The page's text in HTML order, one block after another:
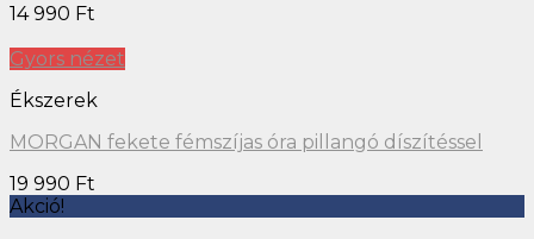
14 990 Ft
Gyors nézet
Ékszerek
MORGAN fekete fémszíjas óra pillangó díszítéssel
19 990 Ft
Akció!